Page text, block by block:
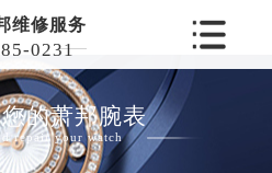
维修服务
0231
的萧邦腕表
repair your watch